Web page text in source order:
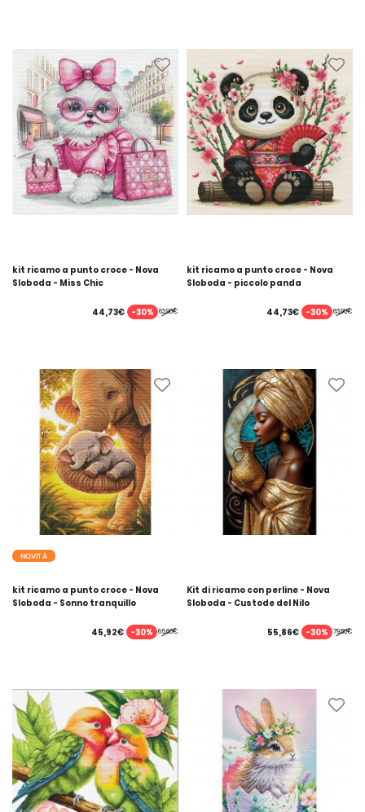
kit ricamo a punto croce - Nova
Sloboda - Miss Chic
63,90€
44,73€ -30%
kit ricamo a punto croce - Nova
Sloboda - piccolo panda
63,90€
44,73€ -30%
NOVITÀ
kit ricamo a punto croce - Nova
Sloboda - Sonno tranquillo
65,60€
45,92€ -30%
Kit di ricamo con perline - Nova
Sloboda - Custode del Nilo
79,80€
55,86€ -30%